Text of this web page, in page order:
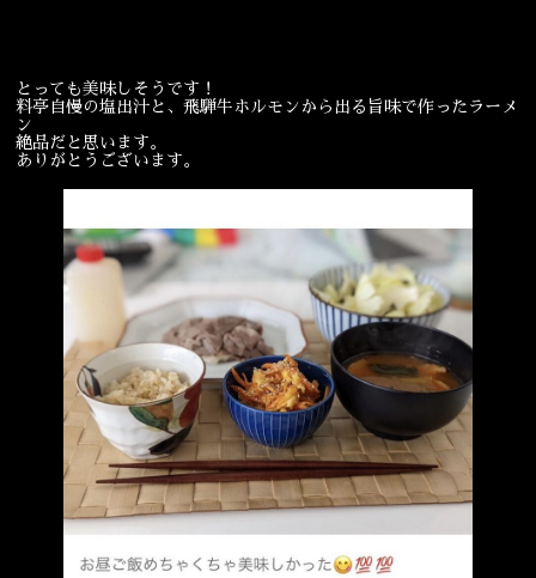
とっても美味しそうです！
料亭自慢の塩出汁と、飛騨牛ホルモンから出る旨味で作ったラーメ
ン
絶品だと思います。
ありがとうございます。